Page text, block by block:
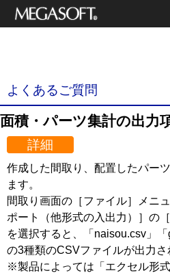
よくあるご質問
面積・パーツ集計の出力
詳細
作成した間取り、配置したパー
ます。
間取り画面の［ファイル］メニ
ポート（他形式の入出力）］の
を選択すると、「naisou.csv」「
の3種類のCSVファイルが出力さ
※製品によっては「エクセル形